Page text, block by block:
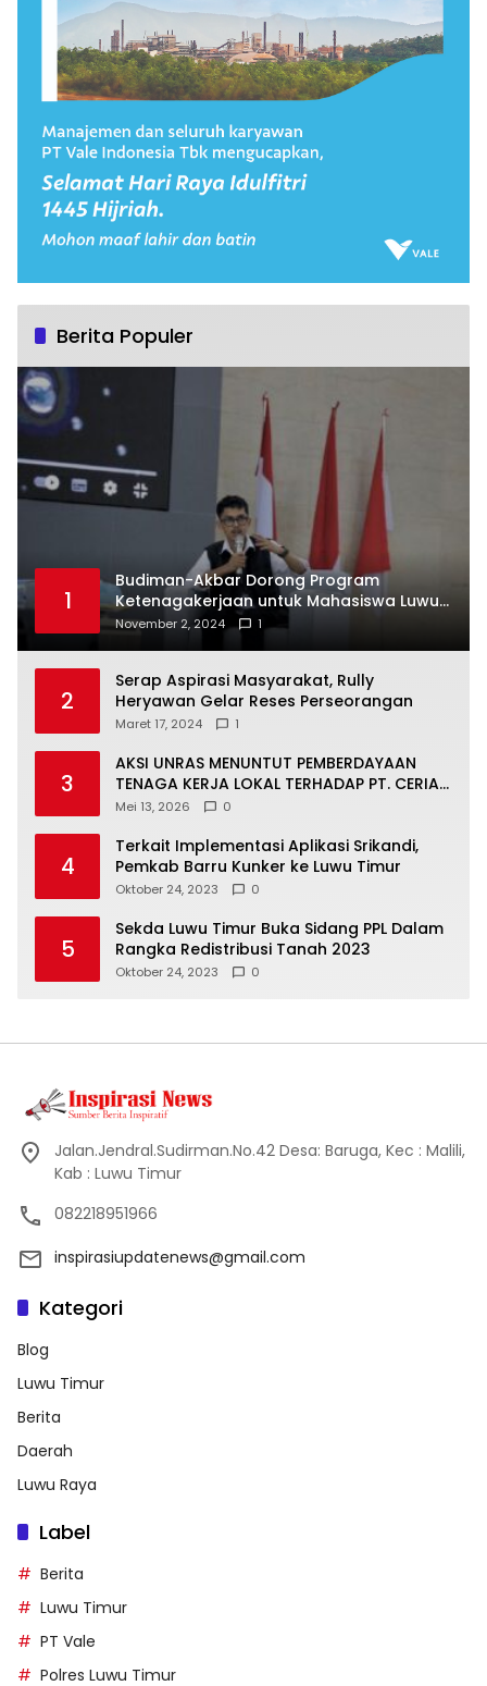
Berita Populer
1
Budiman-Akbar Dorong Program
Ketenagakerjaan untuk Mahasiswa Luwu
Timur, Juru Bicara: Ini Peluang Nyata bagi
November 2, 2024 1
2
Serap Aspirasi Masyarakat, Rully
Heryawan Gelar Reses Perseorangan
Maret 17, 2024 1
3
AKSI UNRAS MENUNTUT PEMBERDAYAAN
TENAGA KERJA LOKAL TERHADAP PT. CERIA
NUGRAHA LESTARI
Mei 13, 2026 0
4
Terkait Implementasi Aplikasi Srikandi,
Pemkab Barru Kunker ke Luwu Timur
Oktober 24, 2023 0
5
Sekda Luwu Timur Buka Sidang PPL Dalam
Rangka Redistribusi Tanah 2023
Oktober 24, 2023 0
Jalan.Jendral.Sudirman.No.42 Desa: Baruga, Kec : Malili,
Kab : Luwu Timur
082218951966
inspirasiupdatenews@gmail.com
Kategori
Blog
Luwu Timur
Berita
Daerah
Luwu Raya
Label
Berita
Luwu Timur
PT Vale
Polres Luwu Timur